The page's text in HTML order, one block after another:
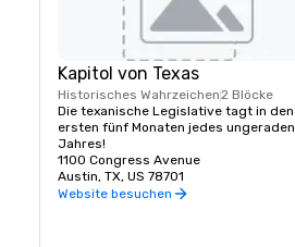
Kapitol von Texas
Historisches Wahrzeichen2 Blöcke
Die texanische Legislative tagt in den
ersten fünf Monaten jedes ungeraden
Jahres!
1100 Congress Avenue
Austin, TX, US 78701
Website besuchen